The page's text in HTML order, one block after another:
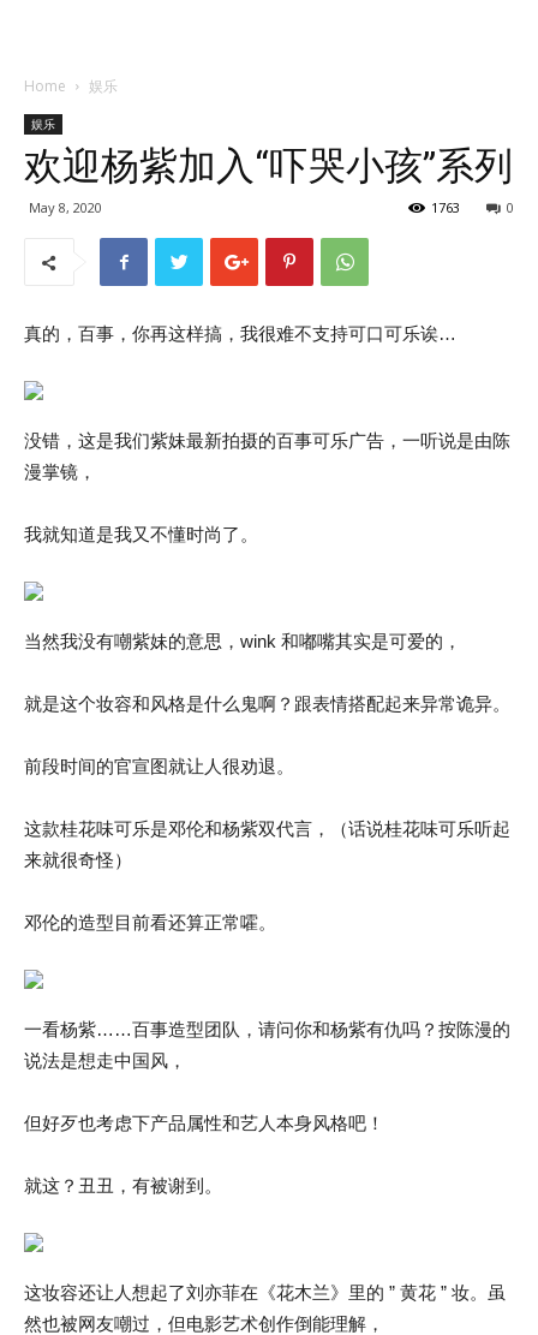
Home 娱乐
娱乐
欢迎杨紫加入“吓哭小孩”系列
May 8, 2020 0
1763
真的，百事，你再这样搞，我很难不支持可口可乐诶…
没错，这是我们紫妹最新拍摄的百事可乐广告，一听说是由陈
漫掌镜，
我就知道是我又不懂时尚了。
当然我没有嘲紫妹的意思，wink 和嘟嘴其实是可爱的，
就是这个妆容和风格是什么鬼啊？跟表情搭配起来异常诡异。
前段时间的官宣图就让人很劝退。
这款桂花味可乐是邓伦和杨紫双代言，（话说桂花味可乐听起
来就很奇怪）
邓伦的造型目前看还算正常嚯。
一看杨紫……百事造型团队，请问你和杨紫有仇吗？按陈漫的
说法是想走中国风，
但好歹也考虑下产品属性和艺人本身风格吧！
就这？丑丑，有被谢到。
这妆容还让人想起了刘亦菲在《花木兰》里的 ” 黄花 ” 妆。虽
然也被网友嘲过，但电影艺术创作倒能理解，